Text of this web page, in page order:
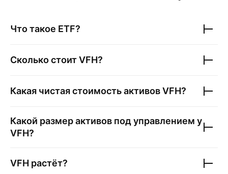
Что такое ETF?
Сколько стоитVFH?
Какая чистая стоимость активовVFH?
Какой размер активов под управлением у
VFH?
VFH растёт?